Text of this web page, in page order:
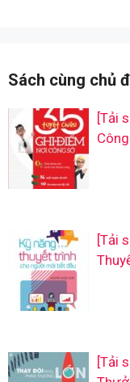
Sách cùng chủ
[Tải
Công
[Tải
[Tải